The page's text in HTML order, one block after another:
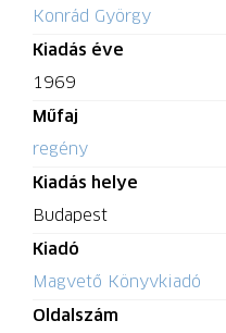
Konrád György
Kiadás éve
1969
Műfaj
regény
Kiadás helye
Budapest
Kiadó
Magvető Könyvkiadó
Oldalszám